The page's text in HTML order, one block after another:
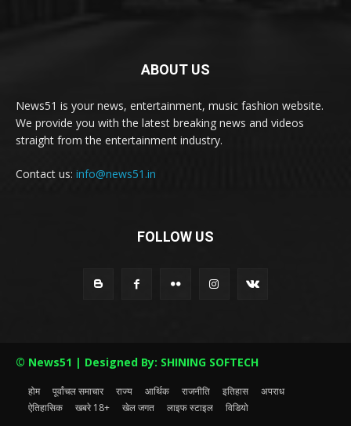
ABOUT US
News51 is your news, entertainment, music fashion website.
We provide you with the latest breaking news and videos
straight from the entertainment industry.
Contact us: info@news51.in
FOLLOW US
© News51 | Designed By: SHINING SOFTECH
होम पूर्वांचल समाचार राज्य आर्थिक राजनीति इतिहास
अपराध
ऐतिहासिक
खबरे 18+ खेल जगत लाइफ स्टाइल विडियो